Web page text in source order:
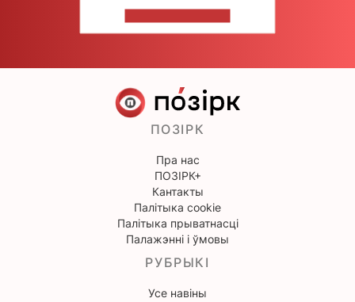
ПОЗІРК
Пра нас
ПОЗІРК+
Кантакты
Палітыка cookie
Палітыка прыватнасці
Палажэнні і ўмовы
РУБРЫКІ
Усе навіны